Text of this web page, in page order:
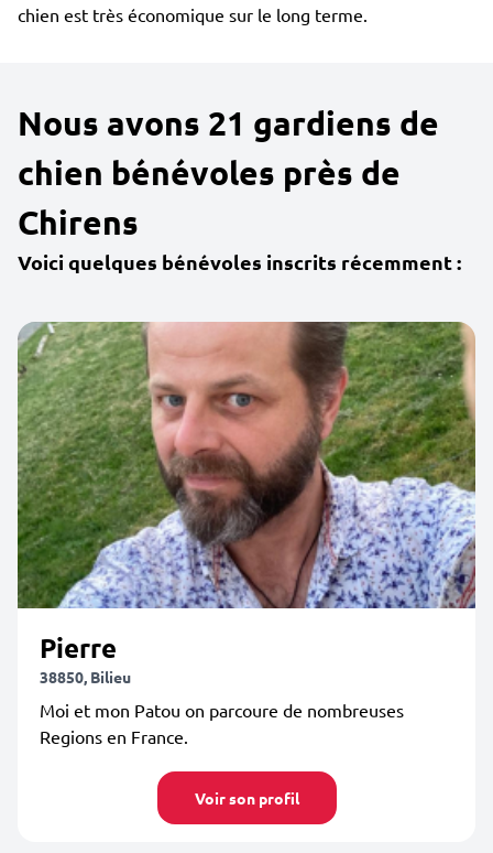
chien est très économique sur le long terme.
Nous avons 21 gardiens de
chien bénévoles près de
Chirens
Voici quelques bénévoles inscrits récemment :
Pierre
38850, Bilieu
Moi et mon Patou on parcoure de nombreuses
Regions en France.
Voir son profil